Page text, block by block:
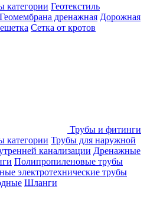
категории Геотекстиль
Геомембрана дренажная Дорожная
Сетка от кротов
Трубы и фитинги
категории Трубы для наружной
канализации Дренажные
Полипропиленовые трубы
электротехнические трубы
Шланги